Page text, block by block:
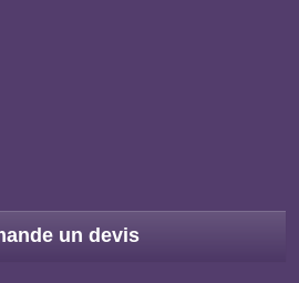
un devis